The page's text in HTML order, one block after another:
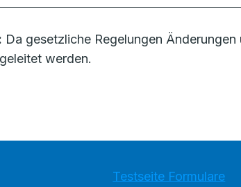
Da gesetzliche Regelungen
werden.
Testseite Formulare